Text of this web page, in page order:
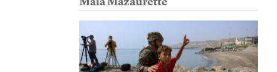
Maïa Mazaurette